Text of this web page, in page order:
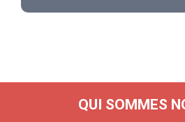
QUI SOMMES